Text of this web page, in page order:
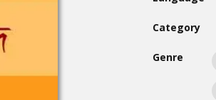
Category
Genre